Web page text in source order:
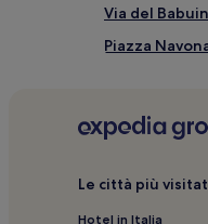
Via del
Piazza
Campo
Lazio: hotel
Le città più
Hotel in Italia